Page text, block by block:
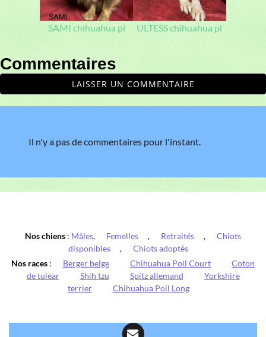
SAMI chihuahua pl ULTESS chihuahua pl
Commentaires
LAISSER UN COMMENTAIRE
Il n'y a pas de commentaires pour l'instant.
Nos chiens : Mâles, Femelles , Retraités ,
Chiots
disponibles
,
Chiots adoptés
Nos races : Berger belge Chihuahua Poil Court
Coton
de tulear
Shih tzu Spitz allemand
Yorkshire
terrier
Chihuahua Poil Long